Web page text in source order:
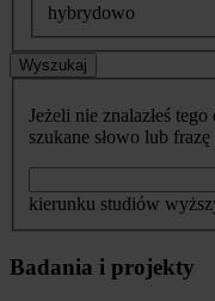
hybrydowo
Wyszukaj
Jeżeli nie znalazłeś
szukane słowo lub
kierunku studiów
Badania i projekty